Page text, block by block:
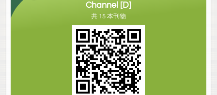
Channel [D]
共 15 本刊物